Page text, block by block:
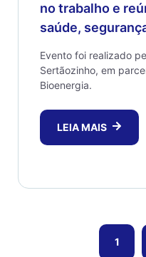
no trabalho e
saúde,
Evento foi realizado
Sertãozinho, em
Bioenergia.
LEIA MAIS
1